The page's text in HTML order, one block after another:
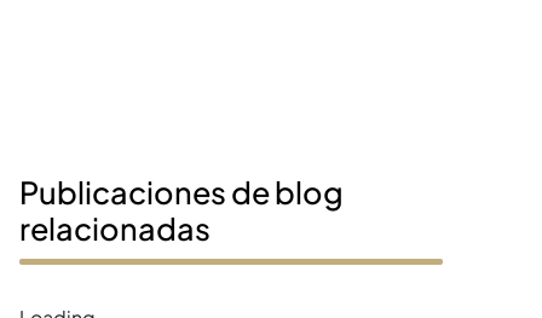
Publicaciones de blog
relacionadas